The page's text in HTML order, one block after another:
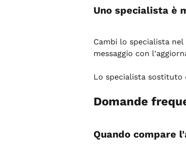
Uno specialista è
Cambi lo specialista
messaggio con
Lo specialista sostituto
Domande
Quando compare